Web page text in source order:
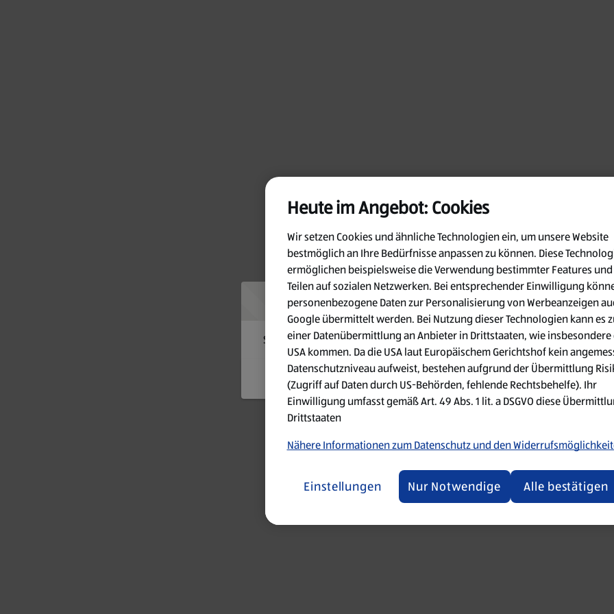
Oops!
Something went wrong. Please try refreshing the app
Refresh
Heute im Angebot: Cookies
Wir setzen Cookies und ähnliche Technologien ein, um unsere Website
bestmöglich an Ihre Bedürfnisse anpassen zu können. Diese
ermöglichen beispielsweise die Verwendung bestimmter Features und
Teilen auf sozialen Netzwerken. Bei entsprechender Einwilligung
personenbezogene Daten zur Personalisierung von Werbeanzeigen
Google übermittelt werden. Bei Nutzung dieser Technologien kann es
einer Datenübermittlung an Anbieter in Drittstaaten, wie insbesondere
USA kommen. Da die USA laut Europäischem Gerichtshof kein
Datenschutzniveau aufweist, bestehen aufgrund der Übermittlung
(Zugriff auf Daten durch US-Behörden, fehlende Rechtsbehelfe). Ihr
Einwilligung umfasst gemäß Art. 49 Abs. 1 lit. a DSGVO diese
Drittstaaten
Nähere Informationen zum Datenschutz und den
Einstellungen Nur Notwendige Alle bestätigen